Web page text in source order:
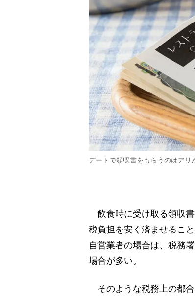
デートで領収書をもらうのはアリ
飲食時に受け取る領収書
税負担を安く済ませるこ
自営業者の場合は、税務
場合が多い。
そのような税務上の都